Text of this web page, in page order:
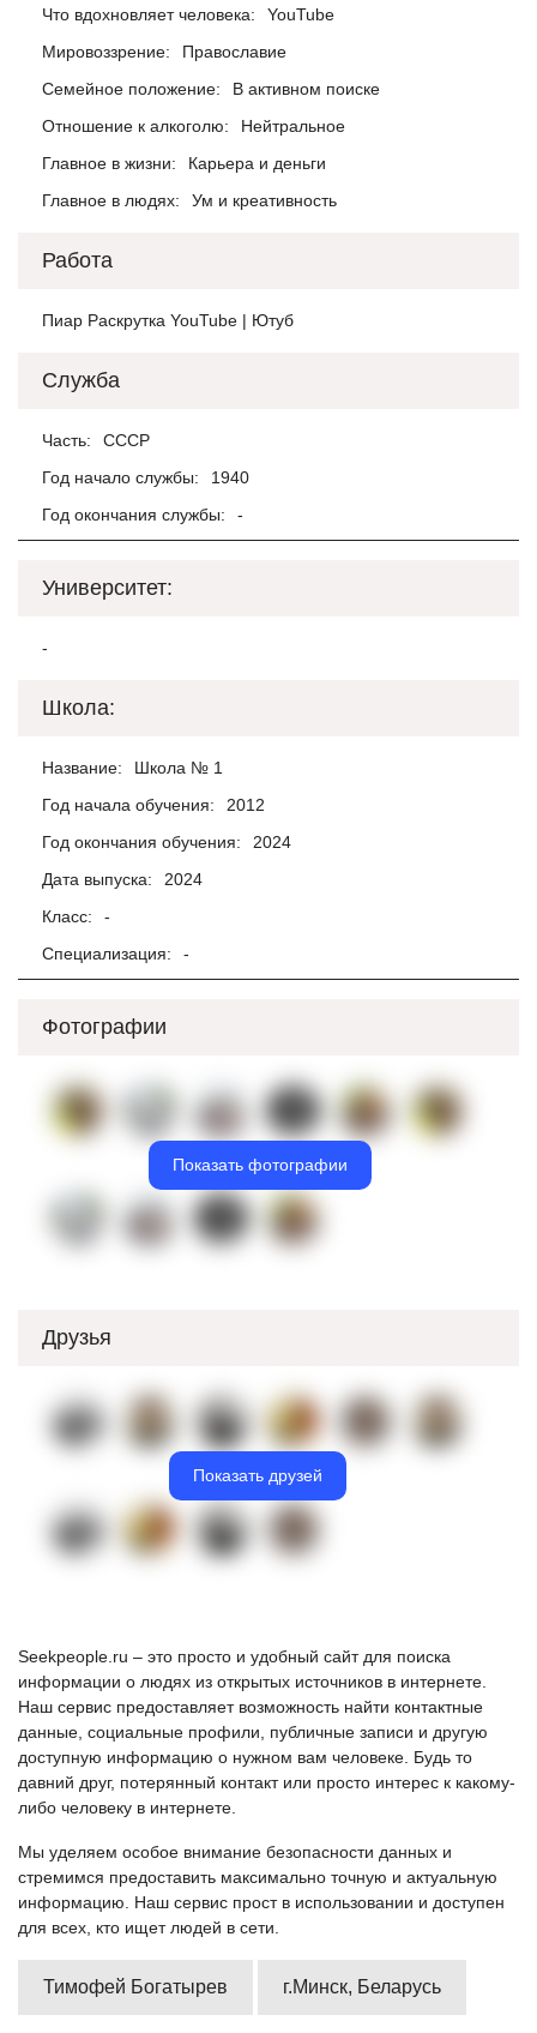
Что вдохновляет человека:
YouTube
Мировоззрение:
Православие
Семейное положение:
В активном поиске
Отношение к алкоголю:
Нейтральное
Главное в жизни:
Карьера и деньги
Главное в людях:
Ум и креативность
Работа
Пиар Раскрутка YouTube | Ютуб
Служба
Часть:
СССР
Год начало службы:
1940
Год окончания службы:
-
Университет:
-
Школа:
Название:
Школа № 1
Год начала обучения:
2012
Год окончания обучения:
2024
Дата выпуска:
2024
Класс:
-
Специализация:
-
Фотографии
Показать фотографии
Друзья
Показать друзей
Seekpeople.ru – это просто и удобный сайт для поиска
информации о людях из открытых источников в интернете.
Наш сервис предоставляет возможность найти контактные
данные, социальные профили, публичные записи и другую
доступную информацию о нужном вам человеке. Будь то
давний друг, потерянный контакт или просто интерес к какому-
либо человеку в интернете.
Мы уделяем особое внимание безопасности данных и
стремимся предоставить максимально точную и актуальную
информацию. Наш сервис прост в использовании и доступен
для всех, кто ищет людей в сети.
Тимофей Богатырев г.Минск, Беларусь